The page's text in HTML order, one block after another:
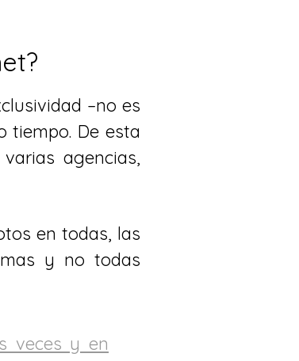
–no es
tiempo. De esta
agencias,
en todas, las
y no todas
veces y en